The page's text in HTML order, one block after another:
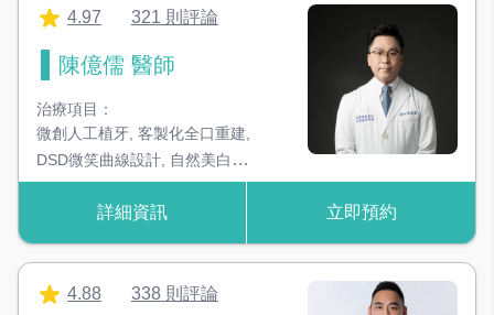
RO逆滲透治療用水設備
高規格水質，治療過程更放心
臭氧殺菌治療用水設備
高規格水質，治療過程更放心
美白噴砂機
超音波洗牙機
4.97 321 則評論
陳億儒 醫師
治療項目：
微創人工植牙 客製化全口重建
DSD微笑曲線設計
自然美白貼
片,雷射牙周治療,雷射牙齦美容,
牙齒美白,陶瓷嵌體
治療,全瓷美學,全人照護專科,植
牙專科,美學專科
詳細資訊 立即預約
4.88 338 則評論